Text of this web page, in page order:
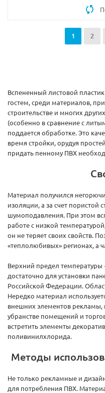
1 2
Вспененный листовой
гостем, среди материалов,
строительстве и многих
(особенно в сравнение с
поддается обработке. Это
время стройки, орудуя
придать пенному ПВХ
Материал получился
изоляции, а за счет пористой
шумоподавления. При этом
работе с низкой
он не теряет своих свойств.
«теплолюбивых» регионах, а
Верхний предел температуры
достаточно для установки
Российской Федерации.
Нередко материал
внешних элементов рекламы,
убранстве помещений и
встретить элементы
поливинилхлорида.
Методы
Не только рекламные и
для потребления ПВХ.